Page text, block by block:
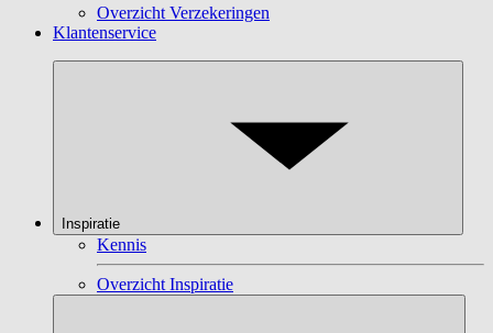
Overzicht Verzekeringen
Klantenservice
Inspiratie
Kennis
Overzicht Inspiratie